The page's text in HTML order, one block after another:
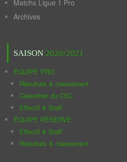
Matchs Ligue 1 Pro
Archives
SAISON 2020/2021
ÉQUIPE PRO
Résultats & classement
Calendrier du CSC
Effectif & Staff
ÉQUIPE RÉSERVE
Effectif & Staff
Résultats & classement